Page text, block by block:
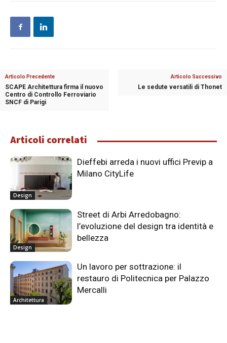
Articolo Precedente
SCAPE Architettura firma il nuovo
Centro di Controllo Ferroviario
SNCF di Parigi
Articolo Successivo
Le sedute versatili di Thonet
Articoli correlati
Design
Dieffebi arreda i nuovi uffici Previp a
Milano CityLife
Design
Street di Arbi Arredobagno:
l’evoluzione del design tra identità e
bellezza
Architettura
Un lavoro per sottrazione: il
restauro di Politecnica per Palazzo
Mercalli